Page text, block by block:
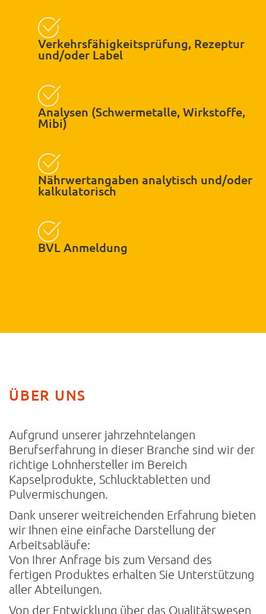
Verkehrsfähigkeitsprüfung, Rezeptur
und/oder Label
Analysen (Schwermetalle, Wirkstoffe,
Mibi)
Nährwertangaben analytisch und/oder
kalkulatorisch
BVL Anmeldung
ÜBER UNS
Aufgrund unserer jahrzehntelangen
Berufserfahrung in dieser Branche sind wir der
richtige Lohnhersteller im Bereich
Kapselprodukte, Schlucktabletten und
Pulvermischungen.
Dank unserer weitreichenden Erfahrung bieten
wir Ihnen eine einfache Darstellung der
Arbeitsabläufe:
Von Ihrer Anfrage bis zum Versand des
fertigen Produktes erhalten Sie Unterstützung
aller Abteilungen.
Von der Entwicklung über das Qualitätswesen